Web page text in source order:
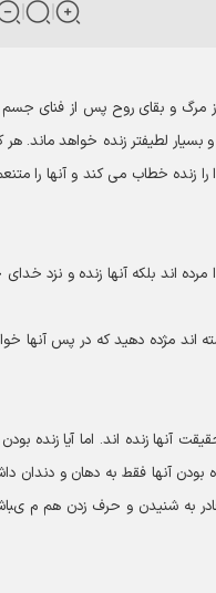
از مرگ و بقاى روح پس از فناى
بسيار لطيف‏تر زنده خواهد ماند.
زنده خطاب مى‏ كند و آن‏ها را
اند بلكه آن‏ها زنده و نزد
‏اند مژده دهيد كه در پس آن‏ها
آن‏ها زنده ‏اند. اما آيا زنده
بودن آن‏ها فقط به دهان و دندان
به شنيدن و حرف زدن هم‏ م